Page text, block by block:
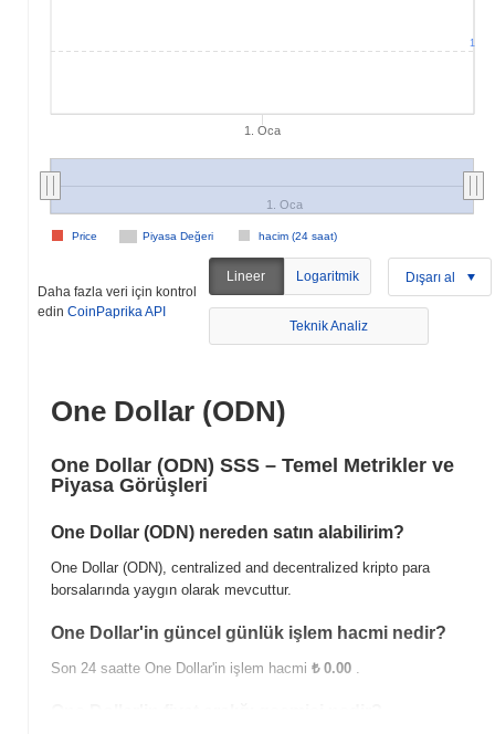
1. Oca
Piyasa Değeri hacim (24 saat)
Price
1. Oca
1
Daha fazla veri için kontrol
edin CoinPaprika API
Lineer Logaritmik Dışarı al
Teknik Analiz
One Dollar (ODN)
One Dollar (ODN) SSS – Temel Metrikler ve
Piyasa Görüşleri
One Dollar (ODN) nereden satın alabilirim?
One Dollar (ODN), centralized and decentralized kripto para
borsalarında yaygın olarak mevcuttur.
One Dollar'in güncel günlük işlem hacmi nedir?
Son 24 saatte One Dollar'in işlem hacmi ₺ 0.00 .